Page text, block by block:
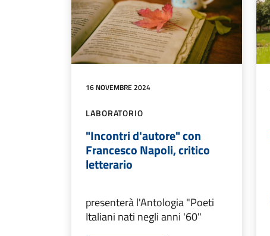
16 NOVEMBRE 2024
LABORATORIO
"Incontri d'autore" con
Francesco Napoli, critico
letterario
presenterà l'Antologia "Poeti
Italiani nati negli anni '60"